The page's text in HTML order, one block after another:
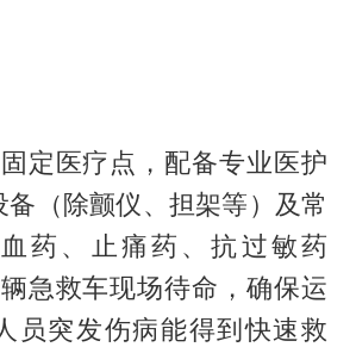
定医疗点，配备专业医护
备（除颤仪、担架等）及常
药、止痛药、抗过敏药
急救车现场待命，确保运
员突发伤病能得到快速救